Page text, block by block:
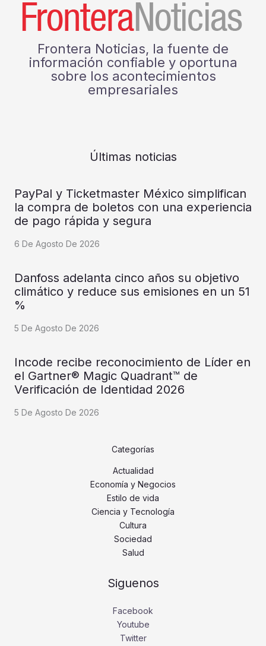
Frontera Noticias, la fuente de
información confiable y oportuna
sobre los acontecimientos
empresariales
Últimas noticias
PayPal y Ticketmaster México simplifican
la compra de boletos con una experiencia
de pago rápida y segura
6 De Agosto De 2026
Danfoss adelanta cinco años su objetivo
climático y reduce sus emisiones en un 51
%
5 De Agosto De 2026
Incode recibe reconocimiento de Líder en
el Gartner® Magic Quadrant™ de
Verificación de Identidad 2026
5 De Agosto De 2026
Categorías
Actualidad
Economía y Negocios
Estilo de vida
Ciencia y Tecnología
Cultura
Sociedad
Salud
Siguenos
Facebook
Youtube
Twitter